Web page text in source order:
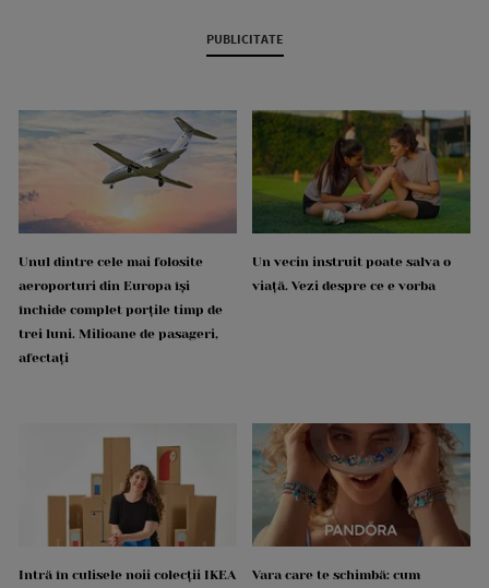
PUBLICITATE
Unul dintre cele mai folosite
aeroporturi din Europa își
închide complet porțile timp de
trei luni. Milioane de pasageri,
afectați
Un vecin instruit poate salva o
viață. Vezi despre ce e vorba
Intră în culisele noii colecții IKEA
Vara care te schimbă: cum